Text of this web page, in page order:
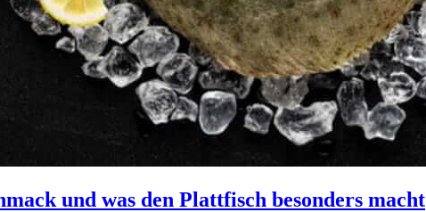
und was den Plattfisch besonders macht